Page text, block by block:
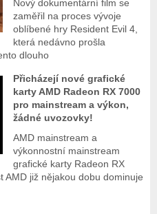
Nový dokumentární film se
zaměřil na proces vývoje
oblíbené hry Resident Evil 4,
která nedávno prošla
dlouho
Přicházejí nové grafické
karty AMD Radeon RX 7000
pro mainstream a výkon,
žádné uvozovky!
AMD mainstream a
výkonnostní mainstream
grafické karty Radeon RX
již nějakou dobu dominuje